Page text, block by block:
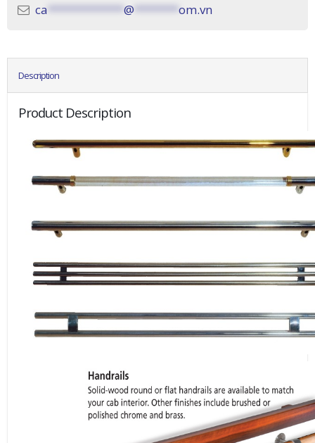
ca
@ om.vn
Description
Product Description